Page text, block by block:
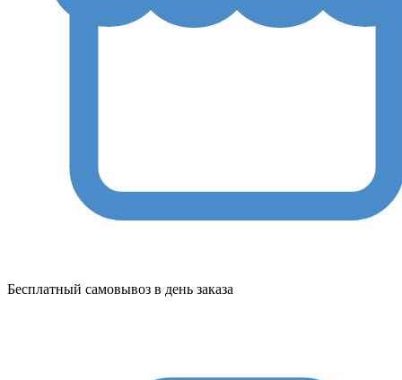
Бесплатный самовывоз в день заказа